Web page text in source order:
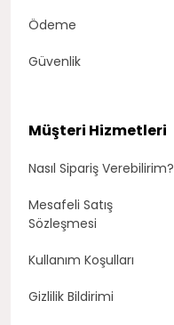
Ödeme
Güvenlik
Müşteri Hizmetleri
Nasıl Sipariş Verebilirim?
Mesafeli Satış
Sözleşmesi
Kullanım Koşulları
Gizlilik Bildirimi